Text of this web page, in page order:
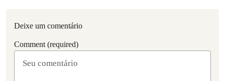
Deixe um comentário
Comment (required)